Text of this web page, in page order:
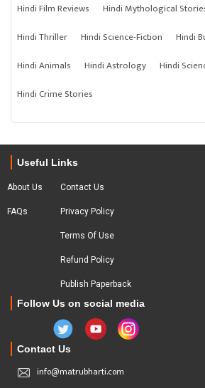
Hindi Film Reviews
Hindi Mythological
Hindi Thriller
Hindi Science-Fiction Hindi
Hindi Animals
Hindi Astrology Hindi
Hindi Crime Stories
Useful Links
About Us
FAQs
Contact Us
Privacy Policy
Terms Of Use
Refund Policy
Publish Paperback
Follow Us on social media
Contact Us
info@matrubharti.com